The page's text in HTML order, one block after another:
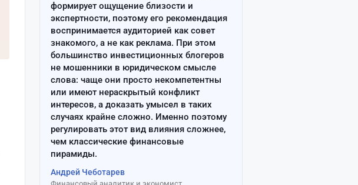
формирует ощущение близости и
экспертности, поэтому его рекомендация
воспринимается аудиторией как совет
знакомого, а не как реклама. При этом
большинство инвестиционных блогеров
не мошенники в юридическом смысле
слова: чаще они просто некомпетентны
или имеют нераскрытый конфликт
интересов, а доказать умысел в таких
случаях крайне сложно. Именно поэтому
регулировать этот вид влияния сложнее,
чем классические финансовые
пирамиды.
Андрей Чеботарев